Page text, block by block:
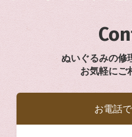
ぬいぐるみの修
お気軽にご
お電話